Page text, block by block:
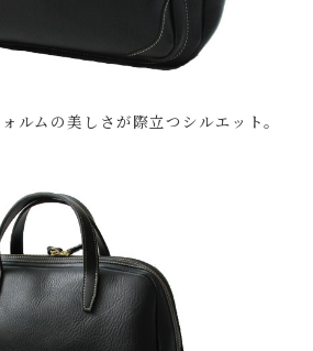
ルムの美しさが際立つシルエット。